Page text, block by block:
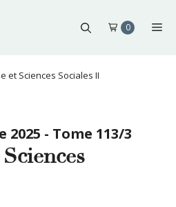
0
et Sciences Sociales II
- Tome 113/3